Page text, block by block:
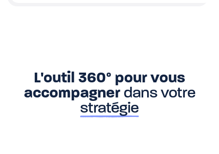
L'outil 360° pour vous
accompagnerdans votre
stratégie